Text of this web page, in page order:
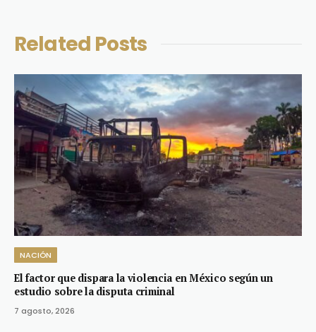
Related Posts
NACIÓN
El factor que dispara la violencia en México según un
estudio sobre la disputa criminal
7 agosto, 2026